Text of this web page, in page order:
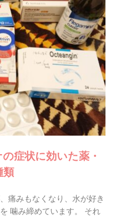
症状に効いた薬・
類
痛みもなくなり、水が好き
噛み締めています。 それ